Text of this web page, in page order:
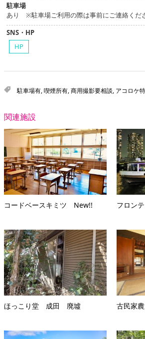
駐車場
あり ※駐車場ご利用の際は事前にご連絡くださ
SNS・HP
HP
駐車場有,喫煙所有,商用撮影要相談, アコロケ
関連施設
コードベースキミツ New!! フロン
ほっこり堂 成田 廃墟 古民家